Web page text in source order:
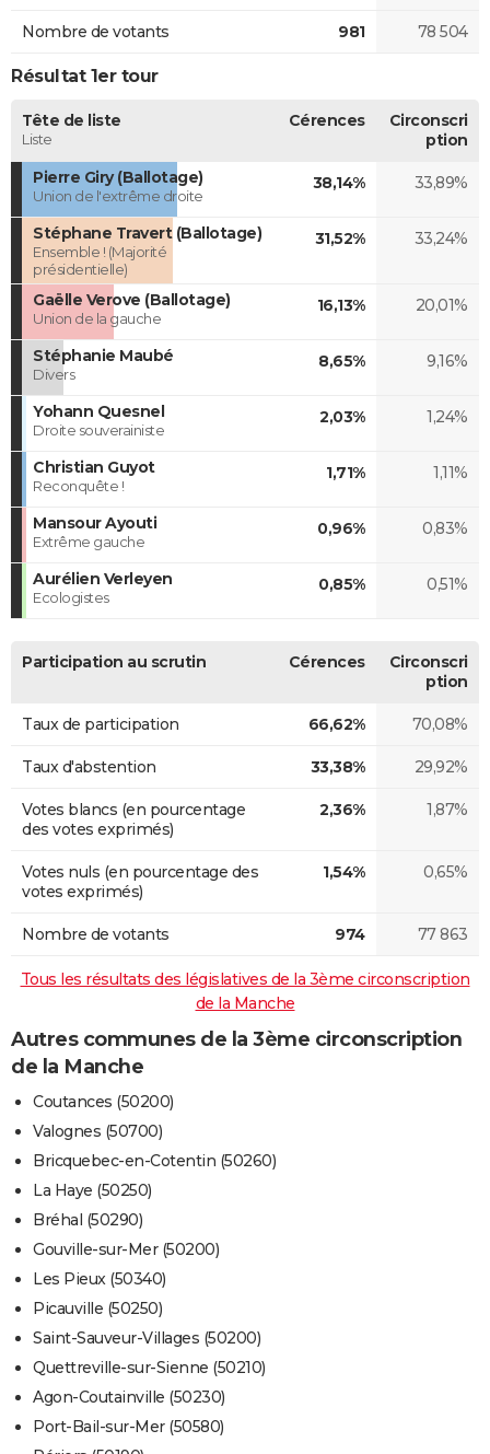
Nombre de votants 981 78 504
Résultat 1er tour
Tête de liste
Liste
Cérences
Circonscri
ption
Pierre Giry (Ballotage)
Union de l'extrême droite
38,14% 33,89%
Stéphane Travert (Ballotage)
Ensemble ! (Majorité
présidentielle)
31,52% 33,24%
Gaëlle Verove (Ballotage)
Union de la gauche
16,13% 20,01%
Stéphanie Maubé
Divers
8,65% 9,16%
Yohann Quesnel
Droite souverainiste
2,03% 1,24%
Christian Guyot
Reconquête !
1,71% 1,11%
Mansour Ayouti
Extrême gauche
0,96% 0,83%
Aurélien Verleyen
Ecologistes
0,85% 0,51%
Participation au scrutin Cérences
Circonscri
ption
Taux de participation 66,62% 70,08%
Taux d'abstention 33,38% 29,92%
Votes blancs (en pourcentage
des votes exprimés)
2,36% 1,87%
Votes nuls (en pourcentage des
votes exprimés)
1,54% 0,65%
Nombre de votants 974 77 863
Tous les résultats des législatives de la 3ème circonscription
de la Manche
Autres communes de la 3ème circonscription
de la Manche
Coutances (50200)
Valognes (50700)
Bricquebec-en-Cotentin (50260)
La Haye (50250)
Bréhal (50290)
Gouville-sur-Mer (50200)
Les Pieux (50340)
Picauville (50250)
Saint-Sauveur-Villages (50200)
Quettreville-sur-Sienne (50210)
Agon-Coutainville (50230)
Port-Bail-sur-Mer (50580)